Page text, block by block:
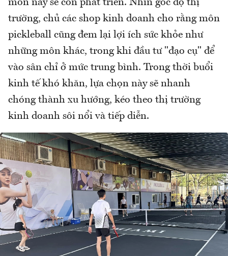
môn này sẽ còn phát triển. Nhìn góc độ thị
trường, chủ các shop kinh doanh cho rằng môn
pickleball cũng đem lại lợi ích sức khỏe như
những môn khác, trong khi đầu tư "đạo cụ" để
vào sân chỉ ở mức trung bình. Trong thời buổi
kinh tế khó khăn, lựa chọn này sẽ nhanh
chóng thành xu hướng, kéo theo thị trường
kinh doanh sôi nổi và tiếp diễn.